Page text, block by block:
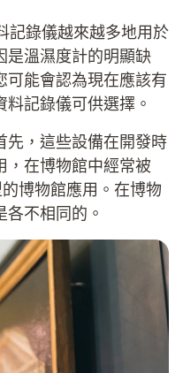
記錄儀越來越多地用於
是溫濕度計的明顯缺
可能會認為現在應該有
記錄儀可供選擇。
先，這些設備在開發時
，在博物館中經常被
博物館應用。在博物
不相同的。